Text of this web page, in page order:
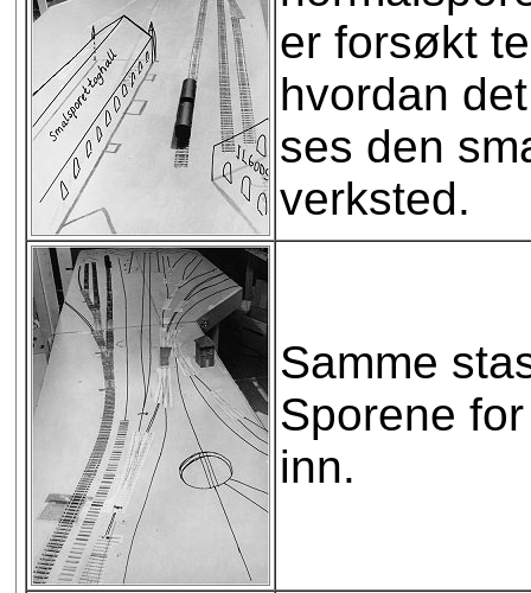
er forsøkt
hvordan
ses den
verksted.
Samme
Sporene
inn.